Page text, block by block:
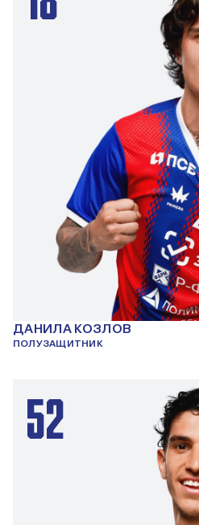
ДАНИЛА КОЗЛОВ
ПОЛУЗАЩИТНИК
52